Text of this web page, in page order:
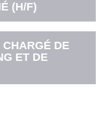
(H/F)
DE
ET DE